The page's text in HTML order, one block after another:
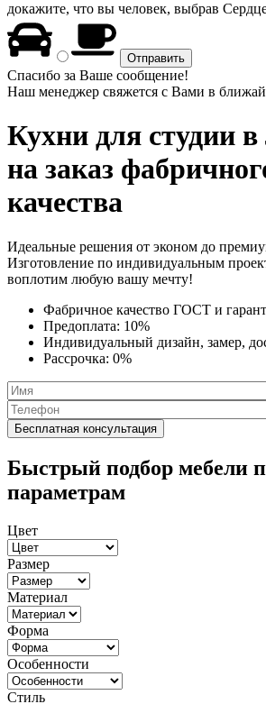
докажите, что вы человек, выбрав
Спасибо за Ваше сообщение!
Наш менеджер свяжется с Вами в
Кухни для студии в
на заказ
качества
Идеальные решения от эконом до
Изготовление по индивидуальным
воплотим любую вашу мечту!
Фабричное качество ГОСТ и
Предоплата: 10%
Индивидуальный дизайн, замер,
Рассрочка: 0%
Быстрый подбор мебели
параметрам
Цвет
Размер
Материал
Форма
Особенности
Стиль